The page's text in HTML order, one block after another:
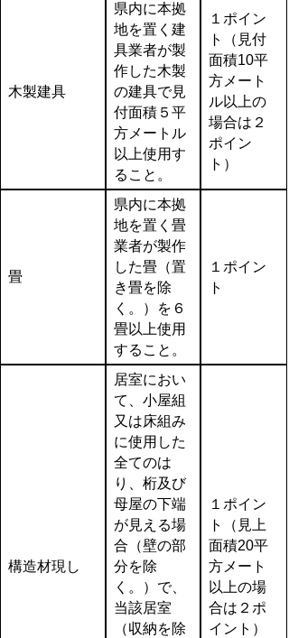
木製建具
県内に本拠
地を置く建
具業者が製
作した木製
の建具で見
付面積５平
方メートル
以上使用す
ること。
１ポイン
ト（見付
面積10平
方メート
ル以上の
場合は２
ポイン
ト）
畳
県内に本拠
地を置く畳
業者が製作
した畳（置
き畳を除
く。）を６
畳以上使用
すること。
１ポイン
ト
構造材現し
居室におい
て、小屋組
又は床組み
に使用した
全てのは
り、桁及び
母屋の下端
が見える場
合（壁の部
分を除
く。）で、
当該居室
（収納を除
１ポイン
ト（見上
面積20平
方メート
以上の場
合は２ポ
イント）